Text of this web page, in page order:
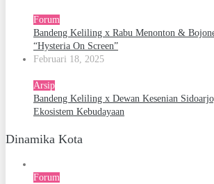
Forum
Bandeng Keliling x Rabu Menonton &
“Hysteria On Screen”
Februari 18, 2025
Arsip
Bandeng Keliling x Dewan Kesenian
Ekosistem Kebudayaan
Dinamika Kota
Forum